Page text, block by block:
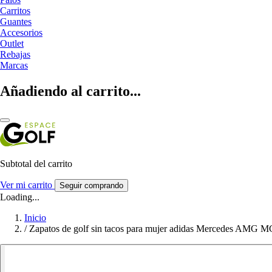
Carritos
Guantes
Accesorios
Outlet
Rebajas
Marcas
Añadiendo al carrito...
Subtotal del carrito
Ver mi carrito Seguir comprando
Loading...
Inicio
/ Zapatos de golf sin tacos para mujer adidas Mercedes AMG